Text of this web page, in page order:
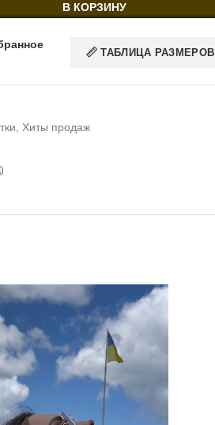
В КОРЗИНУ
ТАБЛИЦА РАЗМЕРОВ
Хиты продаж